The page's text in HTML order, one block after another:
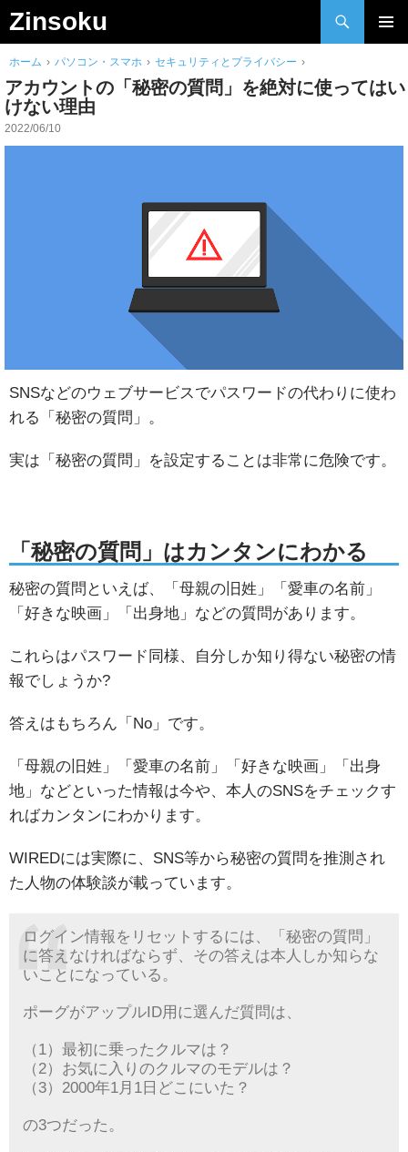
Zinsoku
検
索
to
content
ホーム › パソコン・スマホ › セキュリティとプライバシー ›
アカウントの「秘密の質問」を絶対に使ってはい
けない理由
2022/06/10
SNSなどのウェブサービスでパスワードの代わりに使わ
れる「秘密の質問」。
実は「秘密の質問」を設定することは非常に危険です。
「秘密の質問」はカンタンにわかる
秘密の質問といえば、「母親の旧姓」「愛車の名前」
「好きな映画」「出身地」などの質問があります。
これらはパスワード同様、自分しか知り得ない秘密の情
報でしょうか?
答えはもちろん「No」です。
「母親の旧姓」「愛車の名前」「好きな映画」「出身
地」などといった情報は今や、本人のSNSをチェックす
ればカンタンにわかります。
WIREDには実際に、SNS等から秘密の質問を推測され
た人物の体験談が載っています。
ログイン情報をリセットするには、「秘密の質問」
に答えなければならず、その答えは本人しか知らな
いことになっている。
ポーグがアップルID用に選んだ質問は、
（1）最初に乗ったクルマは？
（2）お気に入りのクルマのモデルは？
（3）2000年1月1日どこにいた？
の3つだった。